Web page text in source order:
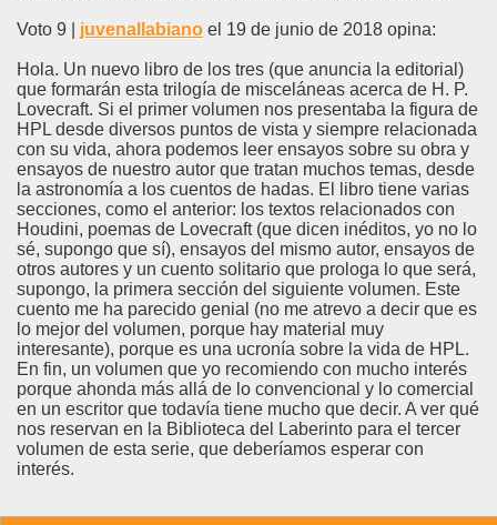
Voto 9 | juvenallabiano el 19 de junio de 2018 opina:
Hola. Un nuevo libro de los tres (que anuncia la editorial)
que formarán esta trilogía de misceláneas acerca de H. P.
Lovecraft. Si el primer volumen nos presentaba la figura de
HPL desde diversos puntos de vista y siempre relacionada
con su vida, ahora podemos leer ensayos sobre su obra y
ensayos de nuestro autor que tratan muchos temas, desde
la astronomía a los cuentos de hadas. El libro tiene varias
secciones, como el anterior: los textos relacionados con
Houdini, poemas de Lovecraft (que dicen inéditos, yo no lo
sé, supongo que sí), ensayos del mismo autor, ensayos de
otros autores y un cuento solitario que prologa lo que será,
supongo, la primera sección del siguiente volumen. Este
cuento me ha parecido genial (no me atrevo a decir que es
lo mejor del volumen, porque hay material muy
interesante), porque es una ucronía sobre la vida de HPL.
En fin, un volumen que yo recomiendo con mucho interés
porque ahonda más allá de lo convencional y lo comercial
en un escritor que todavía tiene mucho que decir. A ver qué
nos reservan en la Biblioteca del Laberinto para el tercer
volumen de esta serie, que deberíamos esperar con
interés.